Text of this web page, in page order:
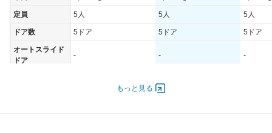
定員 5人 5人 5人
ドア数 5ドア 5ドア 5ドア
オートスライド
ドア
- - -
- [-]/ -
もっと見る